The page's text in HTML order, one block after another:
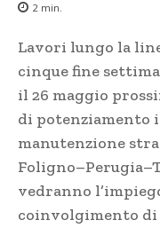
2 min.
Lavori lungo la
cinque fine
il 26 maggio
di
manutenzione
vedranno
coinvolgimento di